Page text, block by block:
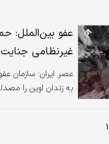
عفو بین‌الملل:
غیرنظامی
عصر ایران: سازمان
به زندان اوین را